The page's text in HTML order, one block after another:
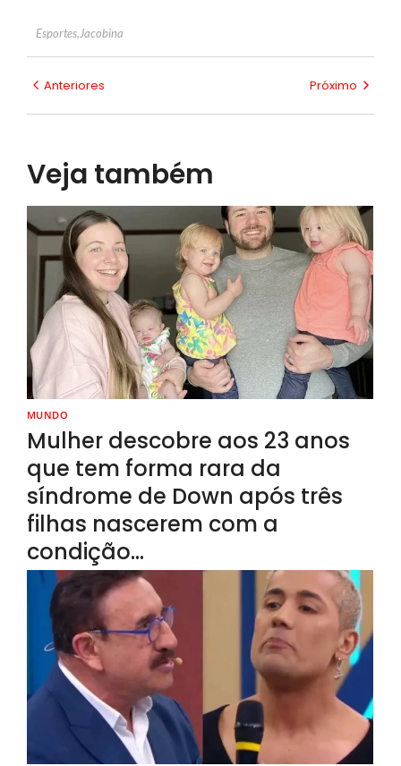
Esportes,Jacobina
Anteriores Próximo
Veja também
MUNDO
Mulher descobre aos 23 anos
que tem forma rara da
síndrome de Down após três
filhas nascerem com a
condição…